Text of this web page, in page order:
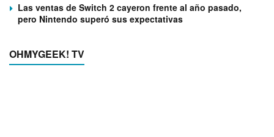
Las ventas de Switch 2 cayeron frente al año pasado,
pero Nintendo superó sus expectativas
OHMYGEEK! TV